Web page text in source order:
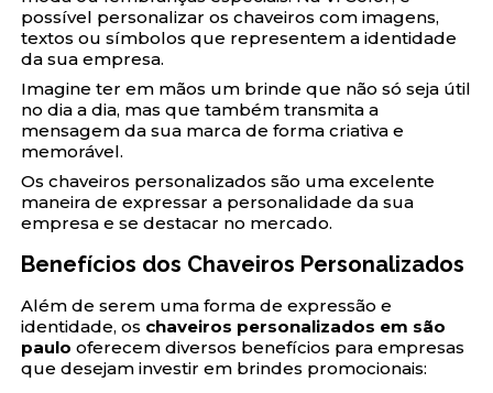
possível personalizar os chaveiros com imagens,
textos ou símbolos que representem a identidade
da sua empresa.
Imagine ter em mãos um brinde que não só seja útil
no dia a dia, mas que também transmita a
mensagem da sua marca de forma criativa e
memorável.
Os chaveiros personalizados são uma excelente
maneira de expressar a personalidade da sua
empresa e se destacar no mercado.
Benefícios dos Chaveiros Personalizados
Além de serem uma forma de expressão e
identidade, os chaveiros personalizados em são
paulo oferecem diversos benefícios para empresas
que desejam investir em brindes promocionais: